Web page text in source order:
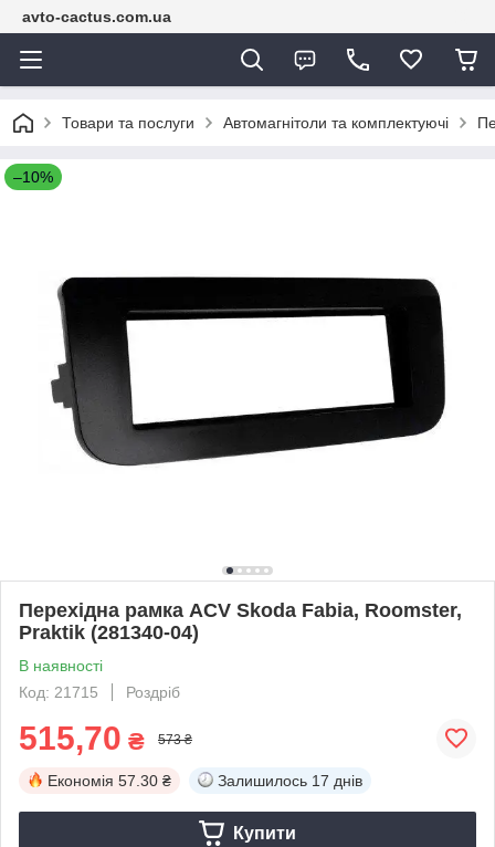
avto-cactus.com.ua
Товари та послуги Автомагнітоли та комплектуючі
–10%
Перехідна рамка ACV Skoda Fabia, Roomster,
Praktik (281340-04)
В наявності
Код: 21715
Роздріб
515,70 ₴ 573 ₴
Економія 57.30 ₴ Залишилось 17 днів
Купити